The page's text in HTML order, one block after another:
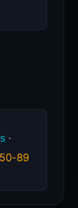
·
50-89